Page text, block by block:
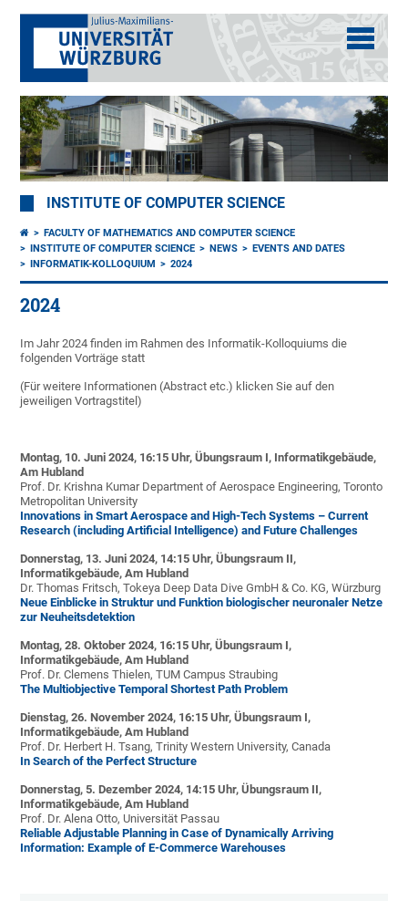
INSTITUTE OF COMPUTER SCIENCE
FACULTY OF MATHEMATICS AND COMPUTER SCIENCE
INSTITUTE OF COMPUTER SCIENCE
NEWS
EVENTS AND DATES
INFORMATIK-KOLLOQUIUM
2024
2024
Im Jahr 2024 finden im Rahmen des Informatik-Kolloquiums die
folgenden Vorträge statt
(Für weitere Informationen (Abstract etc.) klicken Sie auf den
jeweiligen Vortragstitel)
Montag, 10. Juni 2024, 16:15 Uhr, Übungsraum I, Informatikgebäude,
Am Hubland
Prof. Dr. Krishna Kumar Department of Aerospace Engineering, Toronto
Metropolitan University
Innovations in Smart Aerospace and High-Tech Systems – Current
Research (including Artificial Intelligence) and Future Challenges
Donnerstag, 13. Juni 2024, 14:15 Uhr, Übungsraum II,
Informatikgebäude, Am Hubland
Dr. Thomas Fritsch, Tokeya Deep Data Dive GmbH & Co. KG, Würzburg
Neue Einblicke in Struktur und Funktion biologischer neuronaler Netze
zur Neuheitsdetektion
Montag, 28. Oktober 2024, 16:15 Uhr, Übungsraum I,
Informatikgebäude, Am Hubland
Prof. Dr. Clemens Thielen, TUM Campus Straubing
The Multiobjective Temporal Shortest Path Problem
Dienstag, 26. November 2024, 16:15 Uhr, Übungsraum I,
Informatikgebäude, Am Hubland
Prof. Dr. Herbert H. Tsang, Trinity Western University, Canada
In Search of the Perfect Structure
Donnerstag, 5. Dezember 2024, 14:15 Uhr, Übungsraum II,
Informatikgebäude, Am Hubland
Prof. Dr. Alena Otto, Universität Passau
Reliable Adjustable Planning in Case of Dynamically Arriving
Information: Example of E-Commerce Warehouses